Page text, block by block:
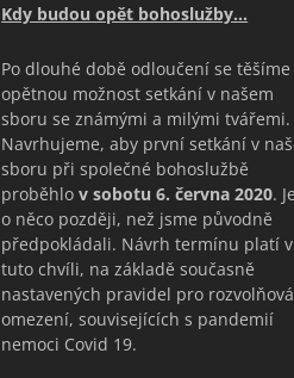
Kdy budou opět bohoslužby…
Po dlouhé době odloučení se
opětnou možnost setkání v našem
sboru se známými a milými tvářemi.
Navrhujeme, aby první setkání v
sboru při společné bohoslužbě
proběhlov sobotu 6. června 2020.
o něco později, než jsme původně
předpokládali. Návrh termínu platí v
tuto chvíli, na základě současně
nastavených pravidel pro
omezení, souvisejících s pandemií
nemoci Covid 19.